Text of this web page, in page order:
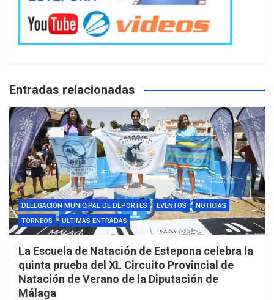
Entradas relacionadas
DELEGACIÓN MUNICIPAL DE DEPORTES EVENTOS
NOTICIAS
TORNEOS
ULTIMAS ENTRADAS
La Escuela de Natación de Estepona celebra la
quinta prueba del XL Circuito Provincial de
Natación de Verano de la Diputación de
Málaga